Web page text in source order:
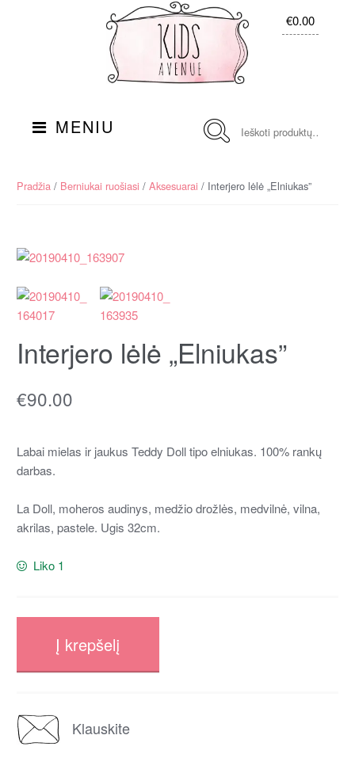
€0.00
MENIU
Pradžia/ Berniukai ruošiasi / Aksesuarai / Interjero lėlė „Elniukas”
Interjero lėlė „Elniukas”
€90.00
Labai mielas ir jaukus Teddy Doll tipo elniukas. 100% rankų
darbas.
La Doll, moheros audinys, medžio drožlės, medvilnė, vilna,
akrilas, pastele. Ugis 32cm.
Liko 1
Į krepšelį
Klauskite